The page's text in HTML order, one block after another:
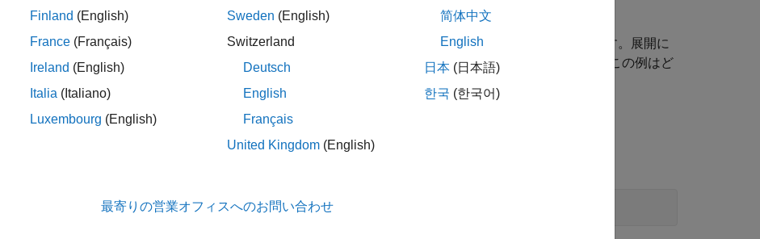
ターゲットには OpenCV Version 3.4.0 ライブラリ (GTK でビルド) および標準の C++ コンパイラが必要です。展開に
は Raspbian Stretch オペレーティング システムがインストールされた Raspberry Pi 2 を使用しています。この例はど
この例には MATLAB Coder のライセンスが必要です。
Finland (English)
France (Français)
Ireland (English)
Italia (Italiano)
Luxembourg (English)
Sweden (English)
Switzerland
Deutsch
English
Français
United Kingdom (English)
简体中文
English
日本 (日本語)
한국 (한국어)
最寄りの営業オフィスへのお問い合わせ